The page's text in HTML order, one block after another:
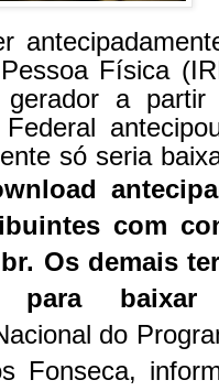
Física
gerador a partir
só seria
com
Os demais
para
do
Fonseca,